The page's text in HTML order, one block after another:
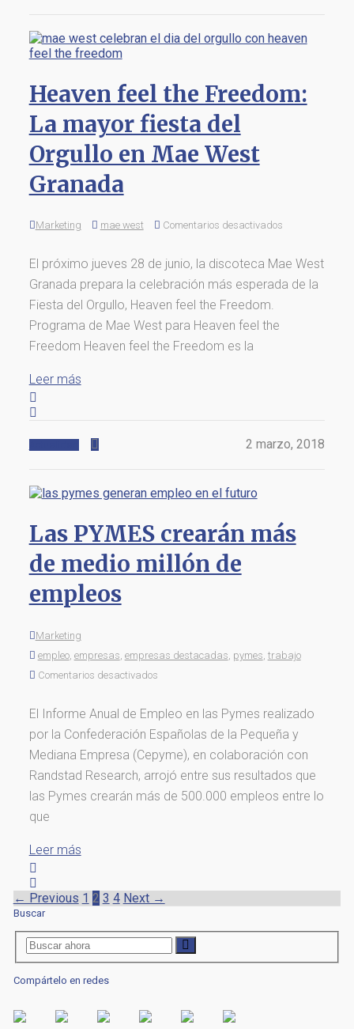
Heaven feel the Freedom:
La mayor fiesta del
Orgullo en Mae West
Granada
Marketing mae west Comentarios desactivados
El próximo jueves 28 de junio, la discoteca Mae West
Granada prepara la celebración más esperada de la
Fiesta del Orgullo, Heaven feel the Freedom.
Programa de Mae West para Heaven feel the
Freedom Heaven feel the Freedom es la
Leer más
2 marzo, 2018
Las PYMES crearán más
de medio millón de
empleos
Marketing
empleo, empresas empresas destacadas pymes trabajo
Comentarios desactivados
El Informe Anual de Empleo en las Pymes realizado
por la Confederación Españolas de la Pequeña y
Mediana Empresa (Cepyme), en colaboración con
Randstad Research, arrojó entre sus resultados que
las Pymes crearán más de 500.000 empleos entre lo
que
Leer más
← Previous 1 2 3 4 Next →
Buscar
Compártelo en redes